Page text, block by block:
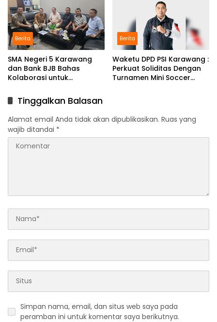
Berita
SMA Negeri 5 Karawang
dan Bank BJB Bahas
Kolaborasi untuk
Pendidikan
Berita
Waketu DPD PSI Karawang :
Perkuat Soliditas Dengan
Turnamen Mini Soccer
Tinggalkan Balasan
Alamat email Anda tidak akan dipublikasikan. Ruas yang
wajib ditandai *
Simpan nama, email, dan situs web saya pada
peramban ini untuk komentar saya berikutnya.